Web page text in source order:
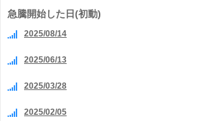
急騰開始した日(初動)
2025/08/14
2025/06/13
2025/03/28
2025/02/05